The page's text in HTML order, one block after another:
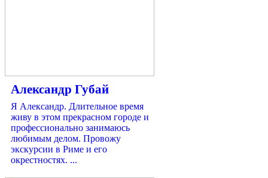
Александр Губай
Я Александр. Длительное время
живу в этом прекрасном городе и
профессионально занимаюсь
любимым делом. Провожу
экскурсии в Риме и его
окрестностях. ...